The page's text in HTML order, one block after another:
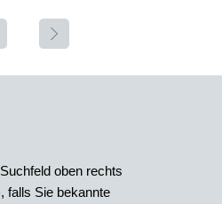
oben rechts
falls Sie bekannte